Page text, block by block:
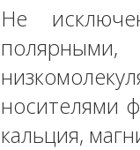
Не
носителями
кальция,